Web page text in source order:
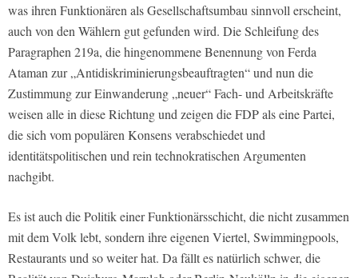
was ihren Funktionären als Gesellschaftsumbau sinnvoll erscheint,
auch von den Wählern gut gefunden wird. Die Schleifung des
Paragraphen 219a, die hingenommene Benennung von Ferda
Ataman zur „Antidiskriminierungsbeauftragten“ und nun die
Zustimmung zur Einwanderung „neuer“ Fach- und Arbeitskräfte
weisen alle in diese Richtung und zeigen die FDP als eine Partei,
die sich vom populären Konsens verabschiedet und
identitätspolitischen und rein technokratischen Argumenten
nachgibt.
Es ist auch die Politik einer Funktionärsschicht, die nicht zusammen
mit dem Volk lebt, sondern ihre eigenen Viertel, Swimmingpools,
Restaurants und so weiter hat. Da fällt es natürlich schwer, die